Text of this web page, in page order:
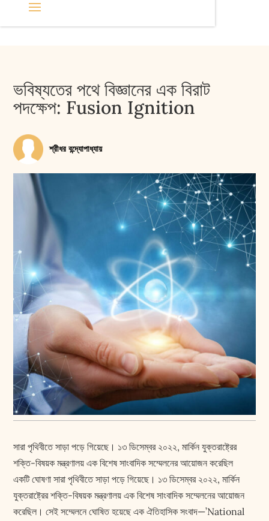
ভবিষ্যতের পথে বিজ্ঞানের এক বিরাট
পদক্ষেপ: Fusion Ignition
শ্রীধর বন্দ্যোপাধ্যায়
সারা পৃথিবীতে সাড়া পড়ে গিয়েছে। ১৩ ডিসেম্বর ২০২২, মার্কিন যুক্তরাষ্ট্রের
শক্তি-বিষয়ক মন্ত্রণালয় এক বিশেষ সাংবাদিক সম্মেলনের আয়োজন করেছিল
একটি ঘোষণা সারা পৃথিবীতে সাড়া পড়ে গিয়েছে। ১৩ ডিসেম্বর ২০২২, মার্কিন
যুক্তরাষ্ট্রের শক্তি-বিষয়ক মন্ত্রণালয় এক বিশেষ সাংবাদিক সম্মেলনের আয়োজন
করেছিল। সেই সম্মেলনে ঘোষিত হয়েছে এক ঐতিহাসিক সংবাদ—’National